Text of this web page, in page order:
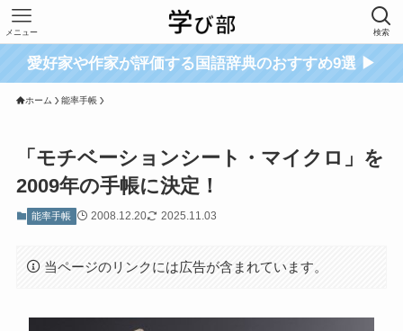
検索
メニュー
愛好家や作家が評価する国語辞典のおすすめ9選 ▶
ホーム 能率手帳
「モチベーションシート・マイクロ」を
2009年の手帳に決定！
能率手帳 2008.12.20 2025.11.03
当ページのリンクには広告が含まれています。